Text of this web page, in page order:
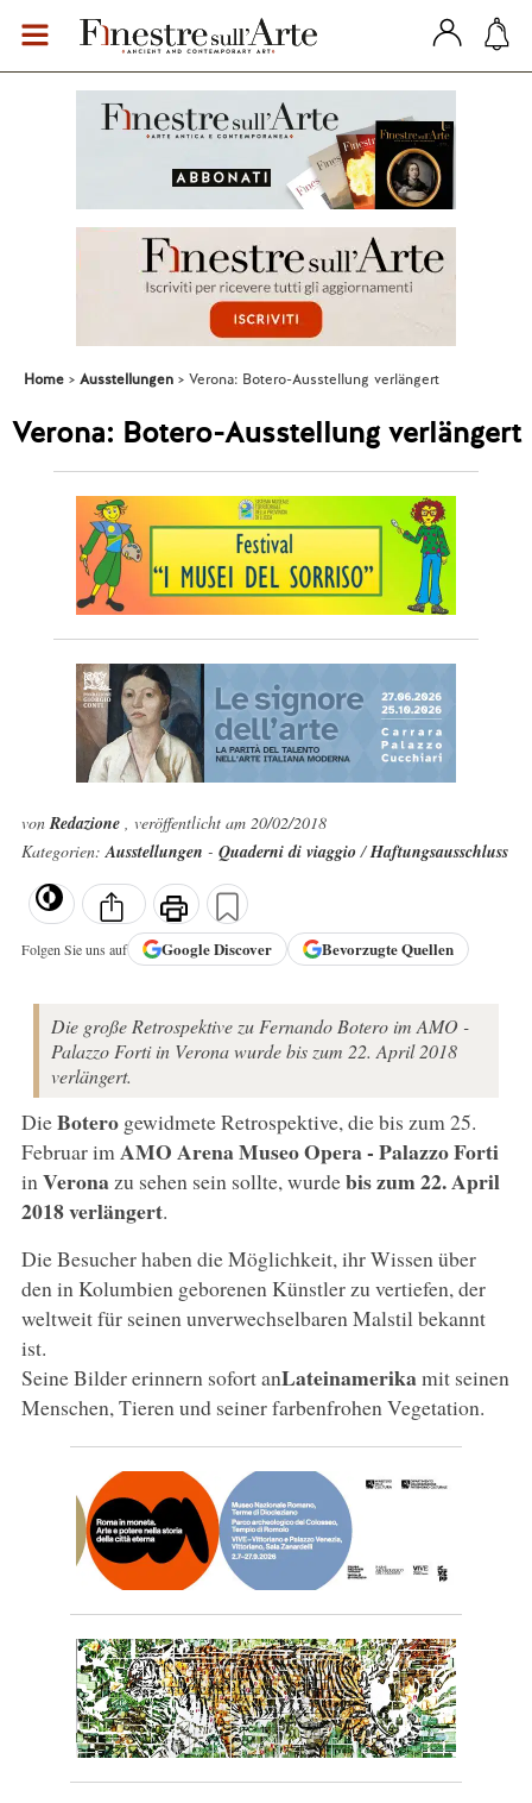
Home Ausstellungen Verona: Botero-Ausstellung verlängert
Verona: Botero-Ausstellung verlängert
vonRedazione , veröffentlicht am 20/02/2018
Kategorien:Ausstellungen - Quaderni di viaggio /Haftungsausschluss
Folgen Sie uns auf GoogleDiscover Bevorzugte Quellen
Die große Retrospektive zu Fernando Botero im AMO -
Palazzo Forti in Verona wurde bis zum 22. April 2018
verlängert.
DieBoterogewidmete Retrospektive, die bis zum 25.
Februar im AMO Arena Museo Opera - Palazzo Forti
in Verona zu sehen sein sollte, wurdebis zum 22. April
2018 verlängert.
Die Besucher haben die Möglichkeit, ihr Wissen über
den in Kolumbien geborenen Künstler zu vertiefen, der
weltweit für seinen unverwechselbaren Malstil bekannt
ist.
Seine Bilder erinnern sofort anLateinamerikamit seinen
Menschen, Tieren und seiner farbenfrohen Vegetation.